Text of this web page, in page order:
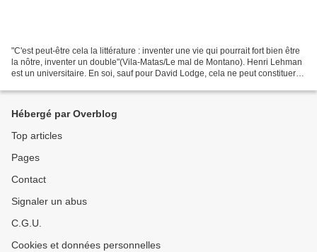
"C'est peut-être cela la littérature : inventer une vie qui pourrait fort bien être
la nôtre, inventer un double"(Vila-Matas/Le mal de Montano). Henri Lehman
est un universitaire. En soi, sauf pour David Lodge, cela ne peut constituer
Hébergé par Overblog
Top articles
Pages
Contact
Signaler un abus
C.G.U.
Cookies et données personnelles